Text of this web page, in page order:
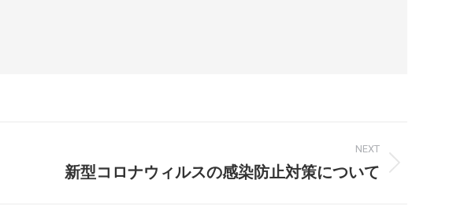
NEXT
新型コロナウィルスの感染防止対策について